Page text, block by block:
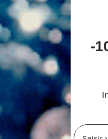
doit-on servir cette boisson
-
champs